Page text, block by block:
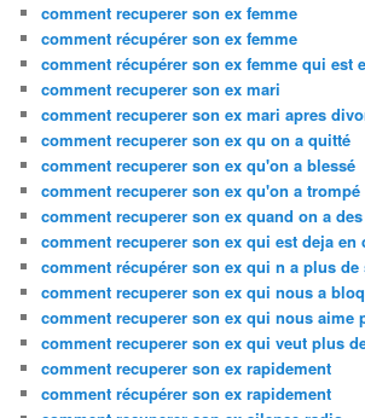
comment recuperer son ex femme
comment récupérer son ex femme
comment récupérer son ex femme qui est
comment recuperer son ex mari
comment recuperer son ex mari apres
comment recuperer son ex qu on a quitté
comment recuperer son ex qu'on a blessé
comment recuperer son ex qu'on a trompé
comment recuperer son ex quand on a
comment recuperer son ex qui est deja en
comment récupérer son ex qui n a plus de
comment recuperer son ex qui nous a
comment recuperer son ex qui nous aime
comment recuperer son ex qui veut plus
comment recuperer son ex rapidement
comment récupérer son ex rapidement